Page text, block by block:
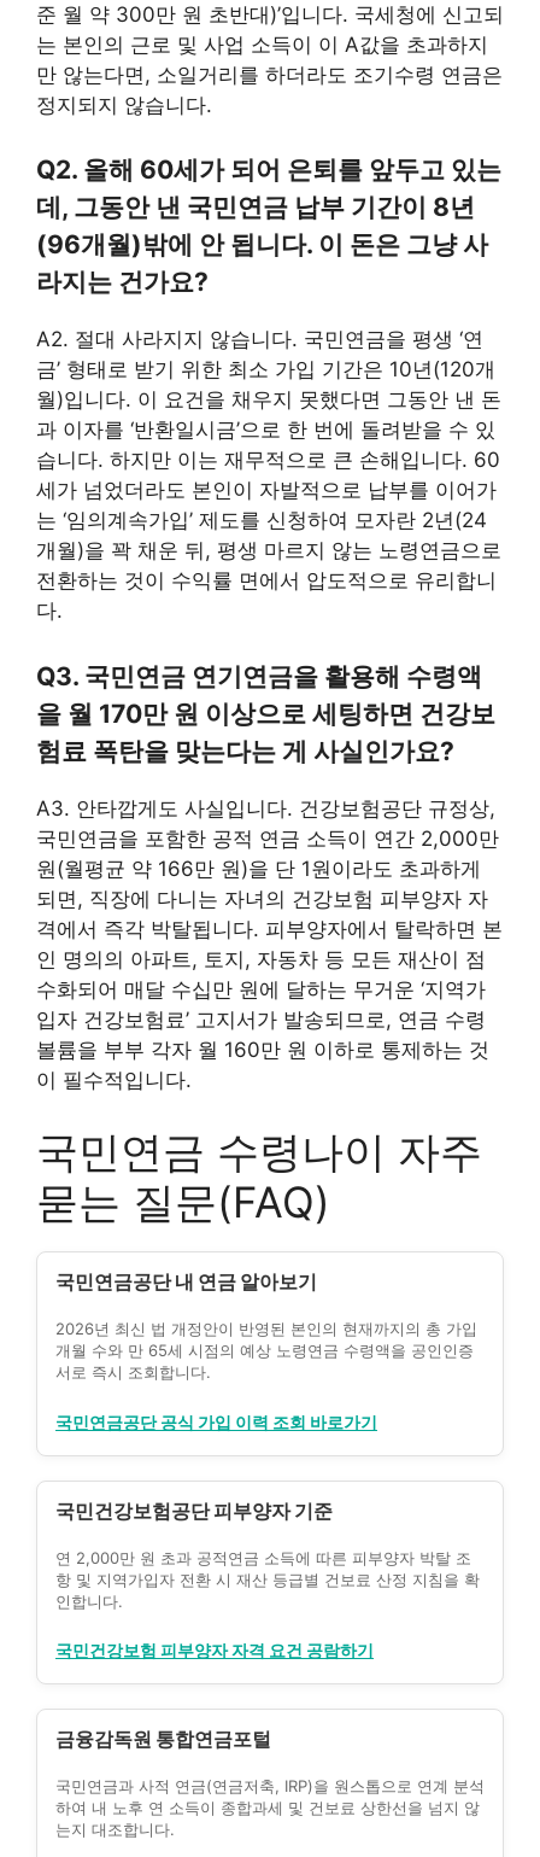
준 월 약 300만 원 초반대)’입니다. 국세청에 신고되
는 본인의 근로 및 사업 소득이 이 A값을 초과하지
만 않는다면, 소일거리를 하더라도 조기수령 연금은
정지되지 않습니다.
Q2. 올해 60세가 되어 은퇴를 앞두고 있는
데, 그동안 낸 국민연금 납부 기간이 8년
(96개월)밖에 안 됩니다. 이 돈은 그냥 사
라지는 건가요?
A2. 절대 사라지지 않습니다. 국민연금을 평생 ‘연
금’ 형태로 받기 위한 최소 가입 기간은 10년(120개
월)입니다. 이 요건을 채우지 못했다면 그동안 낸 돈
과 이자를 ‘반환일시금’으로 한 번에 돌려받을 수 있
습니다. 하지만 이는 재무적으로 큰 손해입니다. 60
세가 넘었더라도 본인이 자발적으로 납부를 이어가
는 ‘임의계속가입’ 제도를 신청하여 모자란 2년(24
개월)을 꽉 채운 뒤, 평생 마르지 않는 노령연금으로
전환하는 것이 수익률 면에서 압도적으로 유리합니
다.
Q3. 국민연금 연기연금을 활용해 수령액
을 월 170만 원 이상으로 세팅하면 건강보
험료 폭탄을 맞는다는 게 사실인가요?
A3. 안타깝게도 사실입니다. 건강보험공단 규정상,
국민연금을 포함한 공적 연금 소득이 연간 2,000만
원(월평균 약 166만 원)을 단 1원이라도 초과하게
되면, 직장에 다니는 자녀의 건강보험 피부양자 자
격에서 즉각 박탈됩니다. 피부양자에서 탈락하면 본
인 명의의 아파트, 토지, 자동차 등 모든 재산이 점
수화되어 매달 수십만 원에 달하는 무거운 ‘지역가
입자 건강보험료’ 고지서가 발송되므로, 연금 수령
볼륨을 부부 각자 월 160만 원 이하로 통제하는 것
이 필수적입니다.
국민연금 수령나이 자주
묻는 질문(FAQ)
국민연금공단 내 연금 알아보기
2026년 최신 법 개정안이 반영된 본인의 현재까지의 총 가입
개월 수와 만 65세 시점의 예상 노령연금 수령액을 공인인증
서로 즉시 조회합니다.
국민연금공단 공식 가입 이력 조회 바로가기
국민건강보험공단 피부양자 기준
연 2,000만 원 초과 공적연금 소득에 따른 피부양자 박탈 조
항 및 지역가입자 전환 시 재산 등급별 건보료 산정 지침을 확
인합니다.
국민건강보험 피부양자 자격 요건 공람하기
금융감독원 통합연금포털
국민연금과 사적 연금(연금저축, IRP)을 원스톱으로 연계 분석
하여 내 노후 연 소득이 종합과세 및 건보료 상한선을 넘지 않
는지 대조합니다.